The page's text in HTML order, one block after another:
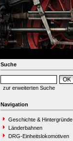
Suche
zur erweiterten Suche
Navigation
Geschichte & Hintergründe
Länderbahnen
DRG-Einheitslokomotiven